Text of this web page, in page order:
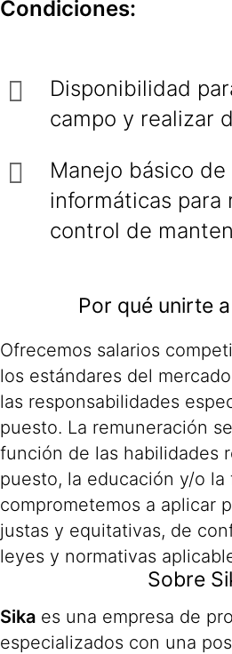
Condiciones:
Disponibilidad
campo y realizar
Manejo básico
informáticas para
control de
Por qué unirte
Ofrecemos salarios
los estándares del
las responsabilidades
puesto. La remuneración
función de las habilidades
puesto, la educación y/o la
comprometemos a aplicar
justas y equitativas, de
leyes y normativas
Sobre
Sika es una empresa de
especializados con una